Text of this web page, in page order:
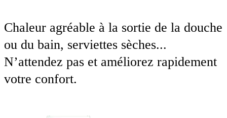
Chaleur agréable à la sortie de la douche
ou du bain, serviettes sèches...
N’attendez pas et améliorez rapidement
votre confort.